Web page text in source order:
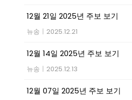
12월 21일 2025년 주보 보기
뉴송 | 2025.12.21
12월 14일 2025년 주보 보기
뉴송 | 2025.12.13
12월 07일 2025년 주보 보기